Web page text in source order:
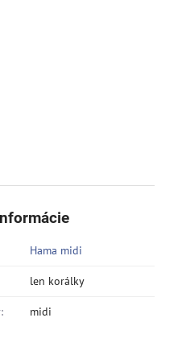
Hama midi
len korálky
midi